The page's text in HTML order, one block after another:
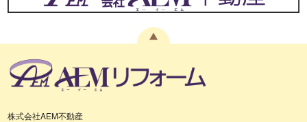
株式会社AEM不動産